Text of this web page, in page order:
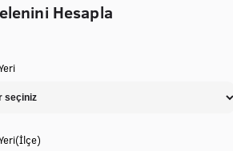
Hesapla